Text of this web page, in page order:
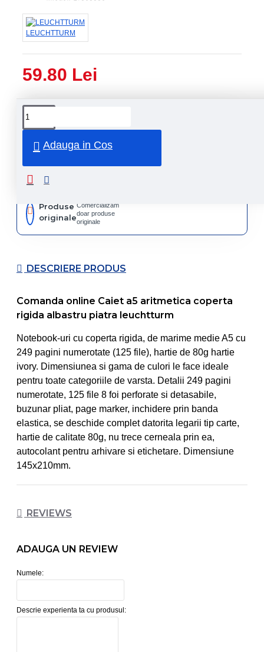
59.80 Lei
LEUCHTTURM
Adauga in Cos
curier
Produse
originale
Comercializam
doar produse
originale
DESCRIERE PRODUS
Comanda online Caiet a5 aritmetica coperta
rigida albastru piatra leuchtturm
Notebook-uri cu coperta rigida, de marime medie A5 cu
249 pagini numerotate (125 file), hartie de 80g hartie
ivory. Dimensiunea si gama de culori le face ideale
pentru toate categoriile de varsta. Detalii 249 pagini
numerotate, 125 file 8 foi perforate si detasabile,
buzunar pliat, page marker, inchidere prin banda
elastica, se deschide complet datorita legarii tip carte,
hartie de calitate 80g, nu trece cerneala prin ea,
autocolant pentru arhivare si etichetare. Dimensiune
145x210mm.
REVIEWS
ADAUGA UN REVIEW
Numele:
Descrie experienta ta cu produsul: